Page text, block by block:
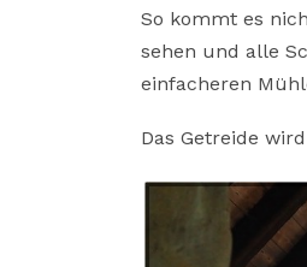
So kommt es
sehen und alle
einfacheren
Das Getreide